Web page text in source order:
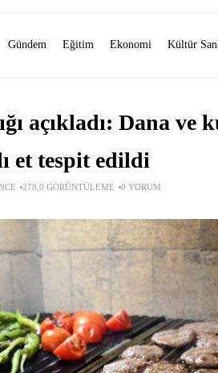
Gündem Eğitim Ekonomi Kültür
açıkladı: Dana ve
et tespit edildi
ÖNCE 278,0 GÖRÜNTÜLEME 0 YORUM